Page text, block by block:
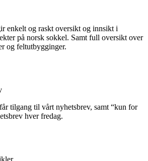
enkelt og raskt oversikt og innsikt i
på norsk sokkel. Samt full oversikt over
og feltutbygginger.
tilgang til vårt nyhetsbrev, samt “kun for
hver fredag.